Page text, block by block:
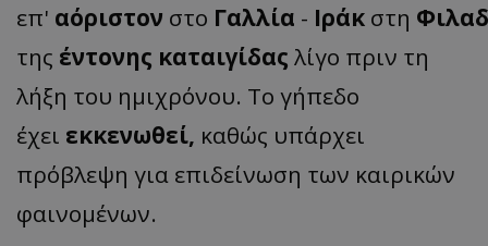
επ' αόριστον στο Γαλλία - Ιράκ στη
της έντονης καταιγίδας λίγο πριν τη
λήξη του ημιχρόνου. Το γήπεδο
έχει εκκενωθεί, καθώς υπάρχει
πρόβλεψη για επιδείνωση των καιρικών
φαινομένων.